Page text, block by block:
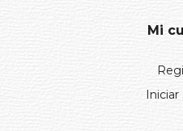
Mi
Iniciar